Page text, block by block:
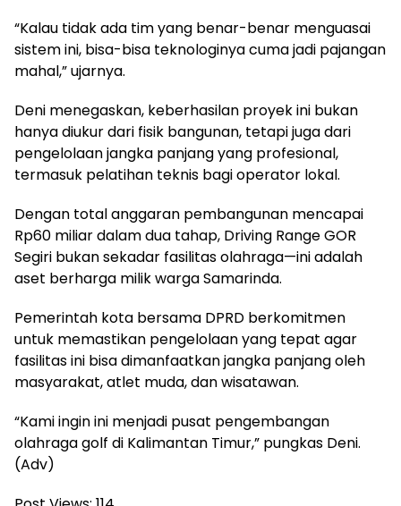
“Kalau tidak ada tim yang benar-benar menguasai
sistem ini, bisa-bisa teknologinya cuma jadi pajangan
mahal,” ujarnya.
Deni menegaskan, keberhasilan proyek ini bukan
hanya diukur dari fisik bangunan, tetapi juga dari
pengelolaan jangka panjang yang profesional,
termasuk pelatihan teknis bagi operator lokal.
Dengan total anggaran pembangunan mencapai
Rp60 miliar dalam dua tahap, Driving Range GOR
Segiri bukan sekadar fasilitas olahraga—ini adalah
aset berharga milik warga Samarinda.
Pemerintah kota bersama DPRD berkomitmen
untuk memastikan pengelolaan yang tepat agar
fasilitas ini bisa dimanfaatkan jangka panjang oleh
masyarakat, atlet muda, dan wisatawan.
“Kami ingin ini menjadi pusat pengembangan
olahraga golf di Kalimantan Timur,” pungkas Deni.
(Adv)